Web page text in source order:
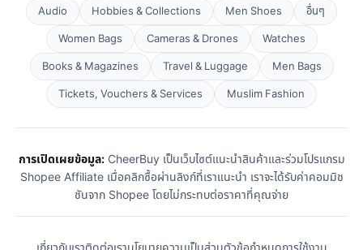
Audio
Hobbies & Collections Men Shoes
อื่นๆ
Women Bags
Cameras & Drones
Watches
Books & Magazines
Travel & Luggage
Men Bags
Tickets, Vouchers & Services
Muslim Fashion
การเปิดเผยข้อมูล:CheerBuy เป็นเว็บไซต์แนะนำสินค้าและร่วมโปรแกรม
Shopee Affiliate เมื่อคลิกซื้อผ่านลิงก์ที่เราแนะนำ เราจะได้รับค่าคอมมิช
ชันจาก Shopee โดยไม่กระทบต่อราคาที่คุณจ่าย